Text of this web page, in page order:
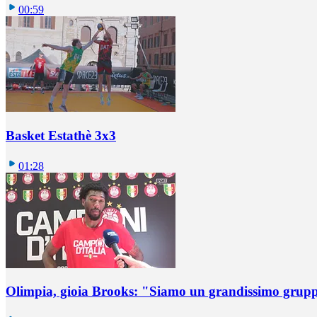
00:59
Basket Estathè 3x3
01:28
Olimpia, gioia Brooks: "Siamo un grandissimo